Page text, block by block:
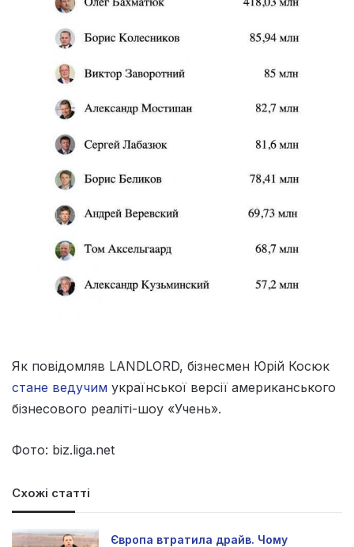
Як повідомляв LANDLORD, бізнесмен Юрій Косюк
стане ведучим української версії американського
бізнесового реаліті-шоу «Учень».
Фото: biz.liga.net
Схожі статті
Європа втратила драйв. Чому